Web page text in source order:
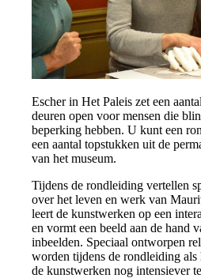
Escher in Het Paleis zet een
deuren open voor mensen die
beperking hebben. U kunt een
een aantal topstukken uit de
van het museum.
Tijdens de rondleiding vertellen
over het leven en werk van
leert de kunstwerken op een
en vormt een beeld aan de hand
inbeelden. Speciaal ontworpen
worden tijdens de rondleiding
de kunstwerken nog intensiever